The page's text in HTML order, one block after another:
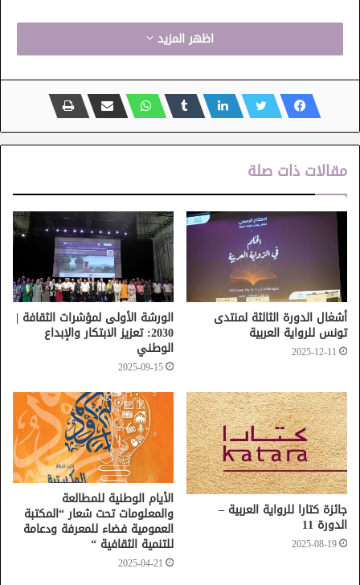
اظهر المزيد
مقالات ذات صلة
أشغال الدورة الثالثة لمنتدى
تونس للرواية العربية
2025-12-11
الورشة الأولى لمؤشرات الثقافة |
2030: تعزيز الابتكار والإبداع
الوطني
2025-09-15
جائزة كتارا للرواية العربية –
الدورة 11
2025-08-19
الأيام الوطنية للمطالعة
والمعلومات تحت شعار “المكتبة
العمومية فضاء للمعرفة ودعامة
للتنمية الثقافية “
2025-04-21